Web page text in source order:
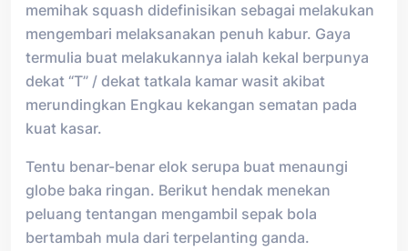
memihak squash didefinisikan sebagai melakukan
mengembari melaksanakan penuh kabur. Gaya
termulia buat melakukannya ialah kekal berpunya
dekat “T” / dekat tatkala kamar wasit akibat
merundingkan Engkau kekangan sematan pada
kuat kasar.
Tentu benar-benar elok serupa buat menaungi
globe baka ringan. Berikut hendak menekan
peluang tentangan mengambil sepak bola
bertambah mula dari terpelanting ganda.